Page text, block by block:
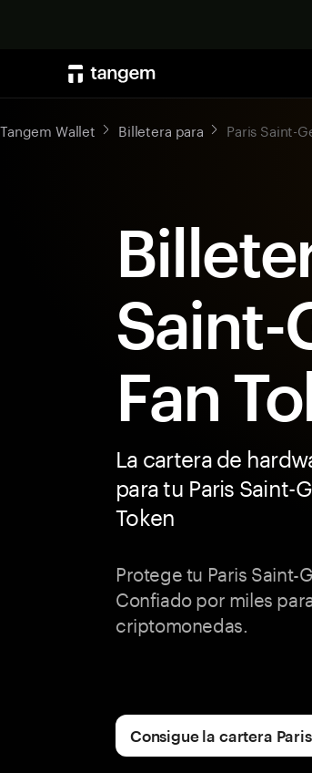
Tangem Wallet Billetera para Paris Saint-
Saint-
Fan
La cartera de
para tu Paris Saint-
Token
Protege tu Paris Saint-
Confiado por miles
criptomonedas.
Consigue la cartera